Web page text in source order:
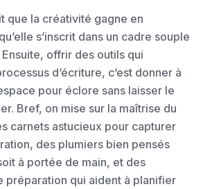
que la créativité gagne en
s’inscrit dans un cadre souple
offrir des outils qui
d’écriture, c’est donner à
pour éclore sans laisser le
Bref, on mise sur la maîtrise du
carnets astucieux pour capturer
des plumiers bien pensés
à portée de main, et des
préparation qui aident à planifier